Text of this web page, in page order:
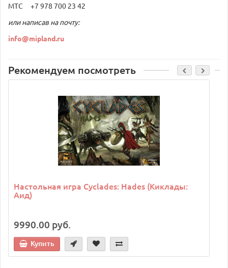
МТС +7 978 700 23 42
или написав на почту:
info@mipland.ru
Рекомендуем посмотреть
Настольная игра Cyclades: Hades (Киклады:
Аид)
9990.00 руб.
Купить